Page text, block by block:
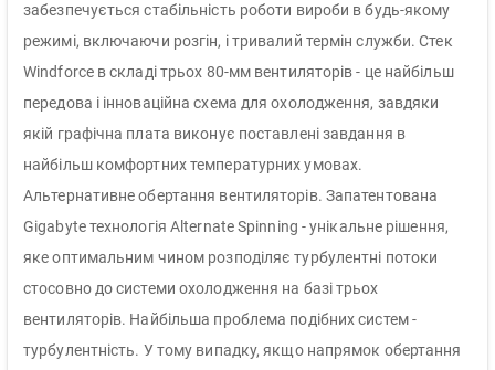
забезпечується стабільність роботи вироби в будь-якому
режимі, включаючи розгін, і тривалий термін служби. Стек
Windforce в складі трьох 80-мм вентиляторів - це найбільш
передова і інноваційна схема для охолодження, завдяки
якій графічна плата виконує поставлені завдання в
найбільш комфортних температурних умовах.
Альтернативне обертання вентиляторів. Запатентована
Gigabyte технологія Alternate Spinning - унікальне рішення,
яке оптимальним чином розподіляє турбулентні потоки
стосовно до системи охолодження на базі трьох
вентиляторів. Найбільша проблема подібних систем -
турбулентність. У тому випадку, якщо напрямок обертання